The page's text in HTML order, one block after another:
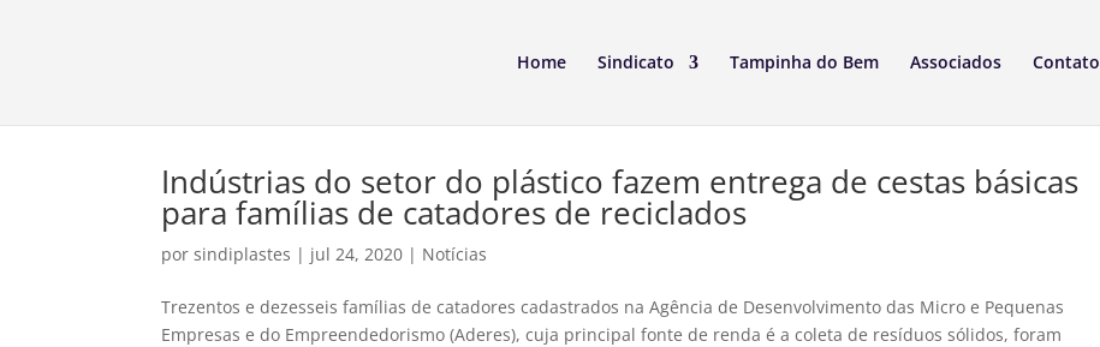
Home Sindicato Tampinha do Bem Associados Contato
Indústrias do setor do plástico fazem entrega de cestas básicas
para famílias de catadores de reciclados
porsindiplastes | jul 24, 2020 | Notícias
Trezentos e dezesseis famílias de catadores cadastrados na Agência de Desenvolvimento das Micro e Pequenas
Empresas e do Empreendedorismo (Aderes), cuja principal fonte de renda é a coleta de resíduos sólidos, foram